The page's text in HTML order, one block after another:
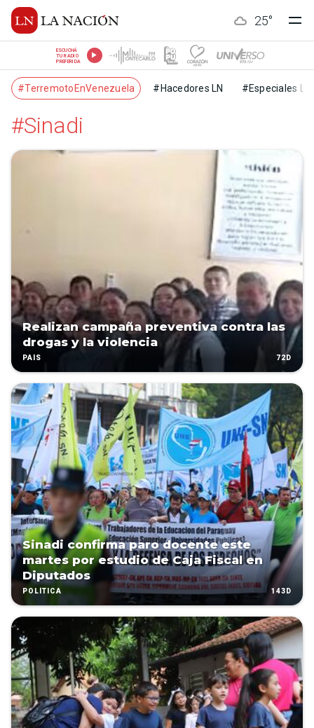
25°
ESCUCHÁ
TU RADIO
PREFERIDA
#TerremotoEnVenezuela #Hacedores LN #Especiales LN
#Sinadi
Realizan campaña preventiva contra las
drogas y la violencia
PAÍS 72D
Sinadi confirma paro docente este
martes por estudio de Caja Fiscal en
Diputados
POLÍTICA 143D